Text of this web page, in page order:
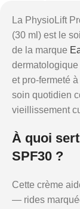
La PhysioLift
(30 ml) est le
de la marque
et pro-fermeté
soin quotidien
vieillissement
À quoi
SPF30 ?
Cette crème
— rides